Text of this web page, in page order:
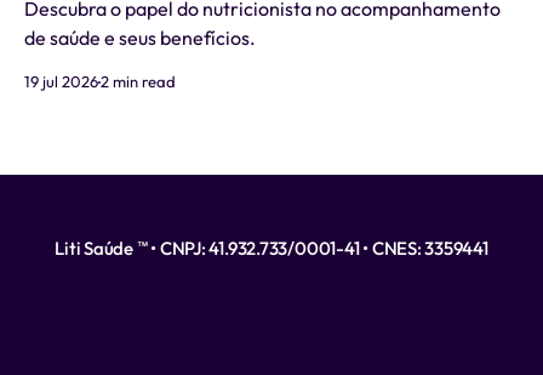
Descubra o papel do nutricionista no acompanhamento
de saúde e seus benefícios.
19 jul 20262 min read
Liti Saúde ™ • CNPJ: 41.932.733/0001-41 • CNES: 3359441